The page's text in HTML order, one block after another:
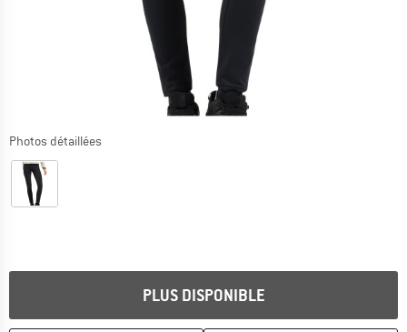
Photos détaillées
PLUS DISPONIBLE